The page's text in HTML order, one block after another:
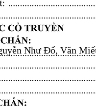
Như Đổ, Văn